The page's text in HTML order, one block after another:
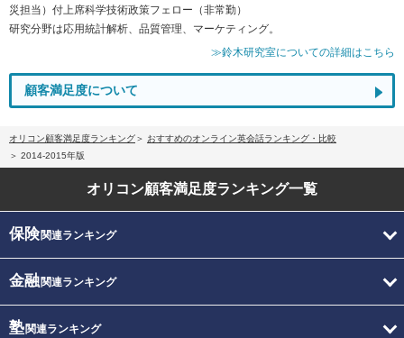
災担当）付上席科学技術政策フェロー（非常勤）
研究分野は応用統計解析、品質管理、マーケティング。
≫鈴木研究室についての詳細はこちら
顧客満足度について
オリコン顧客満足度ランキング
おすすめのオンライン英会話ランキング・比較
2014-2015年版
オリコン顧客満足度ランキング一覧
保険関連ランキング
金融関連ランキング
塾関連ランキング